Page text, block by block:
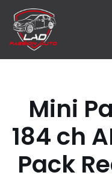
Aller
au
contenu
Mini
184 ch
Pack